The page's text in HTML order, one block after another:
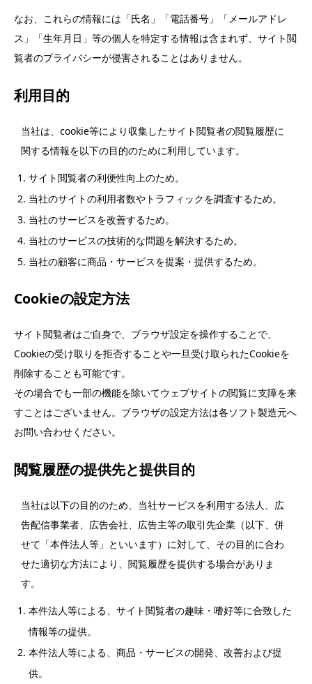
なお、これらの情報には「氏名」「電話番号」「メールアドレ
ス」「生年月日」等の個人を特定する情報は含まれず、サイト閲
覧者のプライバシーが侵害されることはありません。
利用目的
当社は、cookie等により収集したサイト閲覧者の閲覧履歴に
関する情報を以下の目的のために利用しています。
サイト閲覧者の利便性向上のため。
当社のサイトの利用者数やトラフィックを調査するため。
当社のサービスを改善するため。
当社のサービスの技術的な問題を解決するため。
当社の顧客に商品・サービスを提案・提供するため。
Cookieの設定方法
サイト閲覧者はご自身で、ブラウザ設定を操作することで、
Cookieの受け取りを拒否することや一旦受け取られたCookieを
削除することも可能です。
その場合でも一部の機能を除いてウェブサイトの閲覧に支障を来
すことはございません。ブラウザの設定方法は各ソフト製造元へ
お問い合わせください。
閲覧履歴の提供先と提供目的
当社は以下の目的のため、当社サービスを利用する法人、広
告配信事業者、広告会社、広告主等の取引先企業（以下、併
せて「本件法人等」といいます）に対して、その目的に合わ
せた適切な方法により、閲覧履歴を提供する場合がありま
す。
本件法人等による、サイト閲覧者の趣味・嗜好等に合致した
情報等の提供。
本件法人等による、商品・サービスの開発、改善および提
供。